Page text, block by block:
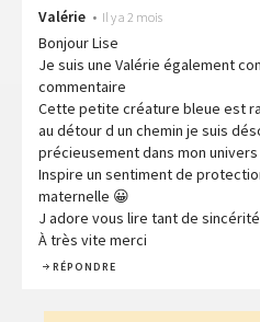
Valérie • Il y a 2 mois
Bonjour Lise
Je suis une Valérie également
commentaire
Cette petite créature bleue est
au détour d un chemin je suis
précieusement dans mon univers
Inspire un sentiment de
maternelle 😀
J adore vous lire tant de
À très vite merci
RÉPONDRE